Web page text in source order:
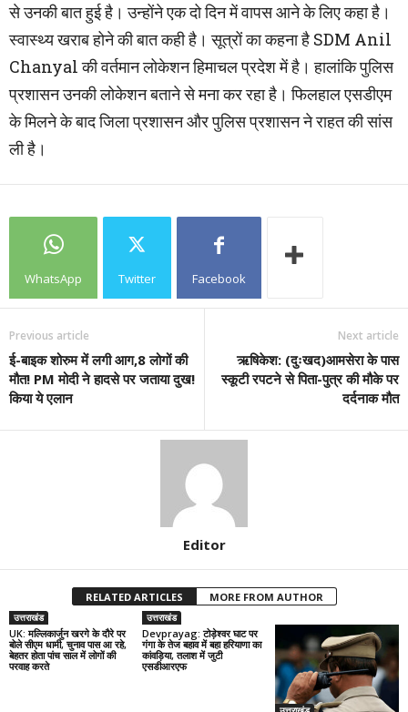
से उनकी बात हुई है। उन्होंने एक दो दिन में वापस आने के लिए कहा है।
स्वास्थ्य खराब होने की बात कही है। सूत्रों का कहना है SDM Anil
Chanyal की वर्तमान लोकेशन हिमाचल प्रदेश में है। हालांकि पुलिस
प्रशासन उनकी लोकेशन बताने से मना कर रहा है। फिलहाल एसडीएम
के मिलने के बाद जिला प्रशासन और पुलिस प्रशासन ने राहत की सांस
ली है।
WhatsApp Twitter Facebook
Previous article
ई-बाइक शोरुम में लगी आग,8 लोगों की
मौत! PM मोदी ने हादसे पर जताया दुख!
किया ये एलान
Next article
ऋषिकेश: (दुःखद)आमसेरा के पास
स्कूटी रपटने से पिता-पुत्र की मौके पर
दर्दनाक मौत
Editor
RELATED ARTICLES MORE FROM AUTHOR
उत्तराखंड
UK: मल्लिकार्जुन खरगे के दौरे पर
बोले सीएम धामी, चुनाव पास आ रहे,
बेहतर होता पांच साल में लोगों की
परवाह करते
उत्तराखंड
Devprayag: टोड़ेश्वर घाट पर
गंगा के तेज बहाव में बहा हरियाणा का
कांवड़िया, तलाश में जुटी
एसडीआरएफ